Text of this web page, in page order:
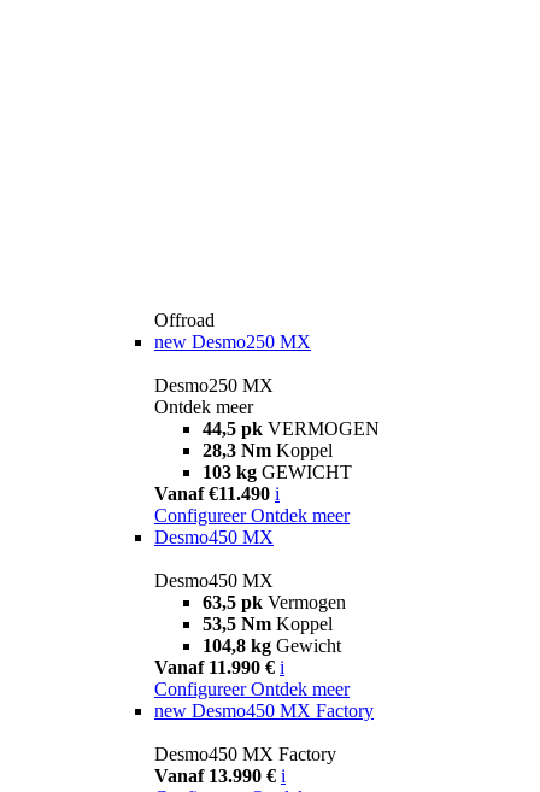
Offroad
new Desmo250 MX
Desmo250 MX
Ontdek meer
44,5 pk VERMOGEN
28,3 Nm Koppel
103 kg GEWICHT
Vanaf €11.490 i
Configureer Ontdek meer
Desmo450 MX
Desmo450 MX
63,5 pk Vermogen
53,5 Nm Koppel
104,8 kg Gewicht
Vanaf 11.990 € i
Configureer Ontdek meer
new Desmo450 MX Factory
Desmo450 MX Factory
Vanaf 13.990 € i